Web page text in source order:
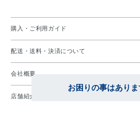
購入・ご利用ガイド
配送・送料・決済について
会社概要
店舗紹介